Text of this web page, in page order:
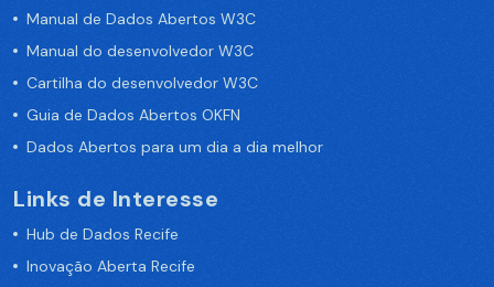
Manual de Dados Abertos W3C
Manual do desenvolvedor W3C
Cartilha do desenvolvedor W3C
Guia de Dados Abertos OKFN
Dados Abertos para um dia a dia melhor
Links de Interesse
Hub de Dados Recife
Inovação Aberta Recife